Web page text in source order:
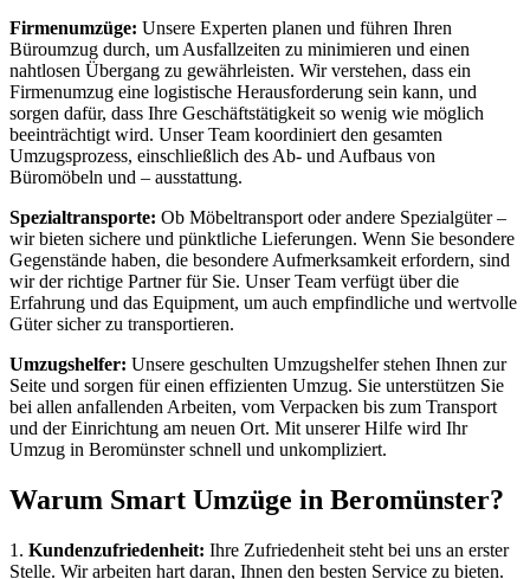
Firmenumzüge: Unsere Experten planen und führen Ihren
Büroumzug durch, um Ausfallzeiten zu minimieren und einen
nahtlosen Übergang zu gewährleisten. Wir verstehen, dass ein
Firmenumzug eine logistische Herausforderung sein kann, und
sorgen dafür, dass Ihre Geschäftstätigkeit so wenig wie möglich
beeinträchtigt wird. Unser Team koordiniert den gesamten
Umzugsprozess, einschließlich des Ab- und Aufbaus von
Büromöbeln und – ausstattung.
Spezialtransporte: Ob Möbeltransport oder andere Spezialgüter –
wir bieten sichere und pünktliche Lieferungen. Wenn Sie besondere
Gegenstände haben, die besondere Aufmerksamkeit erfordern, sind
wir der richtige Partner für Sie. Unser Team verfügt über die
Erfahrung und das Equipment, um auch empfindliche und wertvolle
Güter sicher zu transportieren.
Umzugshelfer: Unsere geschulten Umzugshelfer stehen Ihnen zur
Seite und sorgen für einen effizienten Umzug. Sie unterstützen Sie
bei allen anfallenden Arbeiten, vom Verpacken bis zum Transport
und der Einrichtung am neuen Ort. Mit unserer Hilfe wird Ihr
Umzug in Beromünster schnell und unkompliziert.
Warum Smart Umzüge in Beromünster?
1. Kundenzufriedenheit: Ihre Zufriedenheit steht bei uns an erster
Stelle. Wir arbeiten hart daran, Ihnen den besten Service zu bieten.